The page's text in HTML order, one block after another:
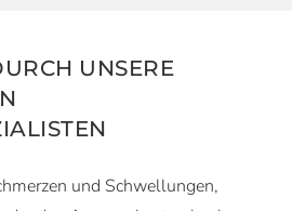
UNSERE
und Schwellungen,